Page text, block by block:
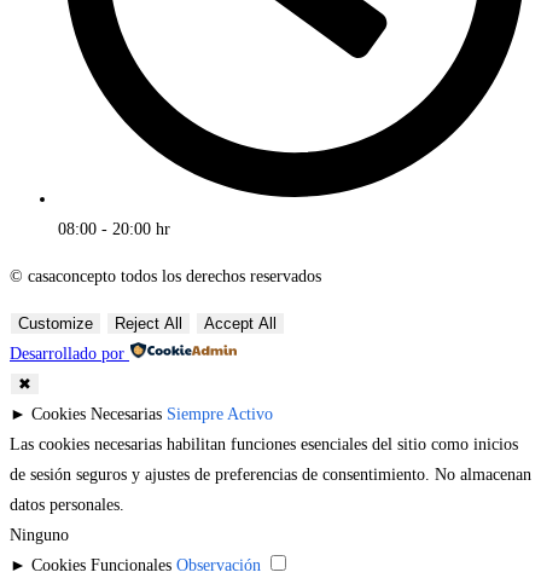
08:00 - 20:00 hr
© casaconcepto todos los derechos reservados
Customize Reject All
Accept All
Desarrollado por
✖
► Cookies Necesarias Siempre Activo
Las cookies necesarias habilitan funciones esenciales del sitio como inicios
de sesión seguros y ajustes de preferencias de consentimiento. No almacenan
datos personales.
Ninguno
► Cookies Funcionales Observación